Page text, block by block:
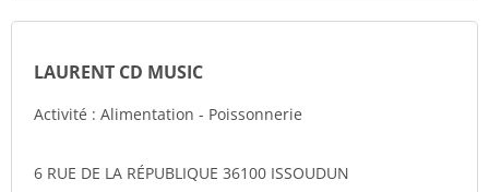
LAURENT CD MUSIC
Activité : Alimentation - Poissonnerie
6 RUE DE LA RÉPUBLIQUE 36100 ISSOUDUN